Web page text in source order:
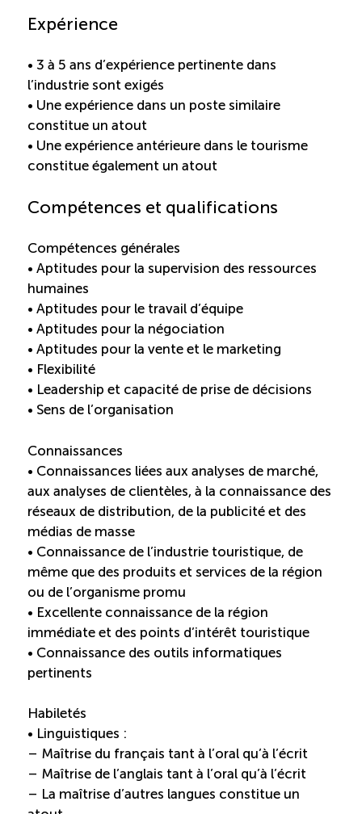
EN
TOURISME
Expérience
• 3 à 5 ans d’expérience pertinente dans
l’industrie sont exigés
• Une expérience dans un poste similaire
constitue un atout
• Une expérience antérieure dans le tourisme
constitue également un atout
Compétences et qualifications
Compétences générales
• Aptitudes pour la supervision des ressources
humaines
• Aptitudes pour le travail d’équipe
• Aptitudes pour la négociation
• Aptitudes pour la vente et le marketing
• Flexibilité
• Leadership et capacité de prise de décisions
• Sens de l’organisation
Connaissances
• Connaissances liées aux analyses de marché,
aux analyses de clientèles, à la connaissance des
réseaux de distribution, de la publicité et des
médias de masse
• Connaissance de l’industrie touristique, de
même que des produits et services de la région
ou de l’organisme promu
• Excellente connaissance de la région
immédiate et des points d’intérêt touristique
• Connaissance des outils informatiques
pertinents
Habiletés
• Linguistiques :
– Maîtrise du français tant à l’oral qu’à l’écrit
– Maîtrise de l’anglais tant à l’oral qu’à l’écrit
– La maîtrise d’autres langues constitue un